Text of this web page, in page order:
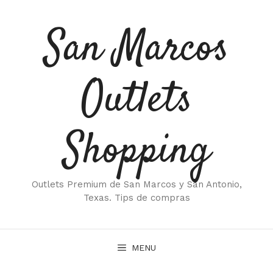
contenidoSan Marcos
Outlets
Shopping
Outlets Premium de San Marcos y San Antonio,
Texas. Tips de compras
MENU